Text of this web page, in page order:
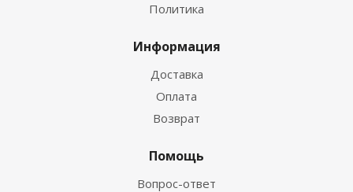
Политика
Информация
Доставка
Оплата
Возврат
Помощь
Вопрос-ответ